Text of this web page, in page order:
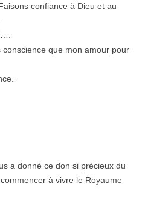
confiance à Dieu et au
que mon amour pour
a donné ce don si précieux du
à vivre le Royaume